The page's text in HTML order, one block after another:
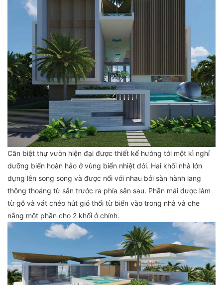
Căn biệt thự vườn hiện đại được thiết kế hướng tới một kì nghỉ
dưỡng biển hoàn hảo ở vùng biển nhiệt đới. Hai khối nhà lớn
dựng lên song song và được nối với nhau bởi sàn hành lang
thông thoáng từ sân trước ra phía sân sau. Phần mái được làm
từ gỗ và vát chéo hút gió thổi từ biển vào trong nhà và che
nắng một phần cho 2 khối ở chính.